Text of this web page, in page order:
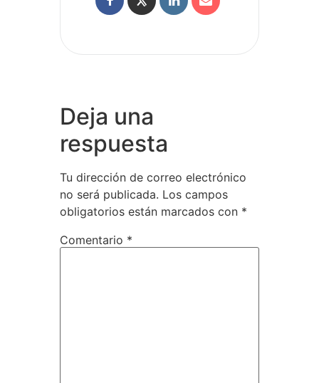
Deja una
respuesta
Tu dirección de correo electrónico
no será publicada. Los campos
obligatorios están marcados con *
Comentario *